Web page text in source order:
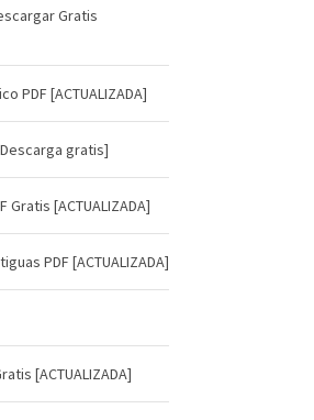
Gratis
PDF [ACTUALIZADA]
gratis]
[ACTUALIZADA]
PDF [ACTUALIZADA]
[ACTUALIZADA]